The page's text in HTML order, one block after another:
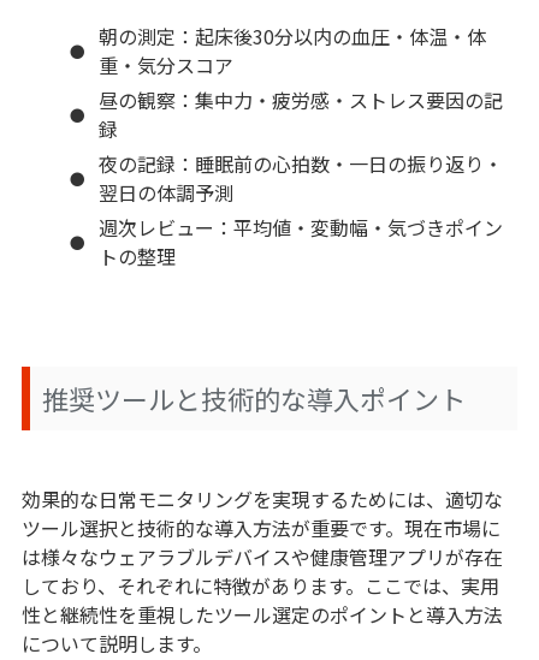
朝の測定：起床後30分以内の血圧・体温・体
重・気分スコア
昼の観察：集中力・疲労感・ストレス要因の記
録
夜の記録：睡眠前の心拍数・一日の振り返り・
翌日の体調予測
週次レビュー：平均値・変動幅・気づきポイン
トの整理
推奨ツールと技術的な導入ポイント
効果的な日常モニタリングを実現するためには、適切な
ツール選択と技術的な導入方法が重要です。現在市場に
は様々なウェアラブルデバイスや健康管理アプリが存在
しており、それぞれに特徴があります。ここでは、実用
性と継続性を重視したツール選定のポイントと導入方法
について説明します。